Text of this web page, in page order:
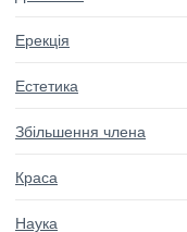
Ерекція
Естетика
Збільшення члена
Краса
Наука